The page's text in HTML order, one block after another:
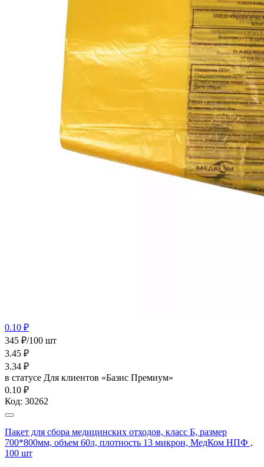
0.10 ₽
345 ₽/100 шт
3.45 ₽
3.34 ₽
в статусе Для клиентов «Базис Премиум»
0.10 ₽
Код: 30262
Пакет для сбора медицинских отходов, класс Б, размер
700*800мм, объем 60л, плотность 13 микрон, МедКом НПФ ,
100 шт